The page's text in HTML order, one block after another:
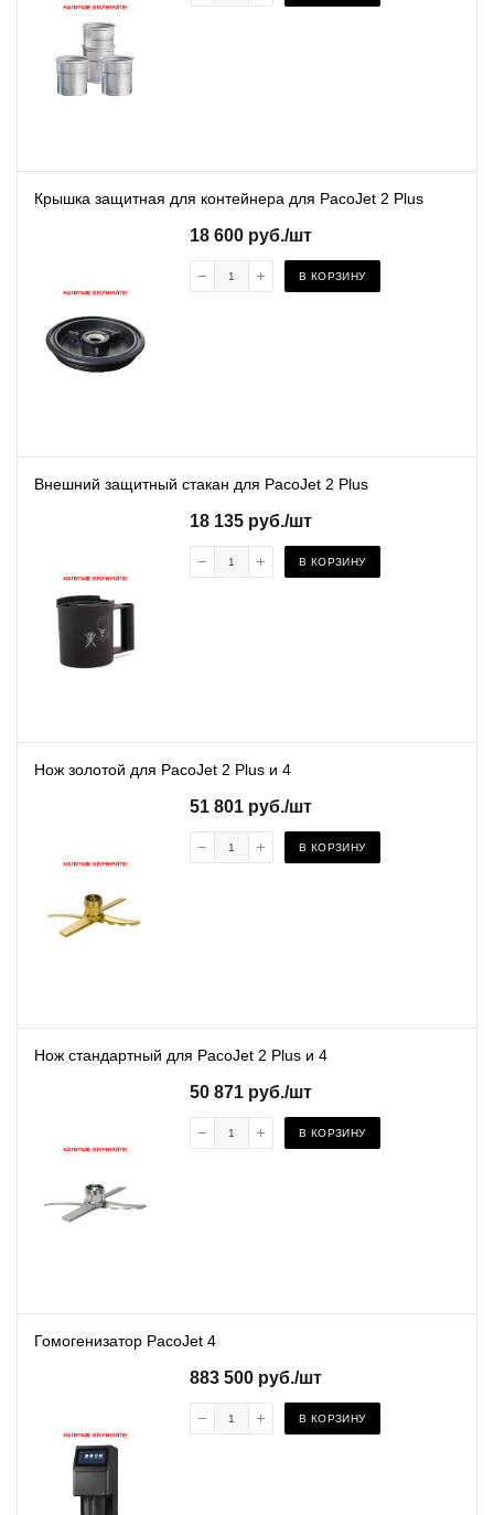
Крышка защитная для контейнера для PacoJet 2 Plus
18 600 руб./шт
В КОРЗИНУ
Внешний защитный стакан для PacoJet 2 Plus
18 135 руб./шт
В КОРЗИНУ
Нож золотой для PacoJet 2 Plus и 4
51 801 руб./шт
В КОРЗИНУ
Нож стандартный для PacoJet 2 Plus и 4
50 871 руб./шт
В КОРЗИНУ
Гомогенизатор PacoJet 4
883 500 руб./шт
В КОРЗИНУ